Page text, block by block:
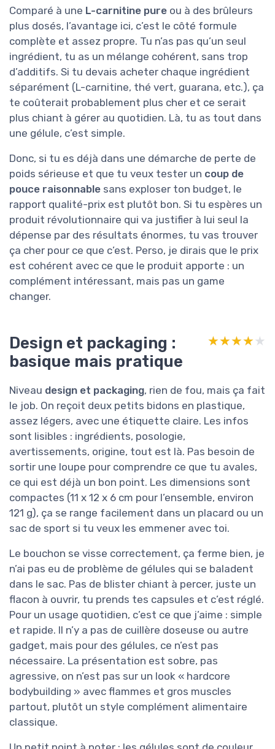
Comparé à une L-carnitine pure ou à des brûleurs
plus dosés, l’avantage ici, c’est le côté formule
complète et assez propre. Tu n’as pas qu’un seul
ingrédient, tu as un mélange cohérent, sans trop
d’additifs. Si tu devais acheter chaque ingrédient
séparément (L-carnitine, thé vert, guarana, etc.), ça
te coûterait probablement plus cher et ce serait
plus chiant à gérer au quotidien. Là, tu as tout dans
une gélule, c’est simple.
Donc, si tu es déjà dans une démarche de perte de
poids sérieuse et que tu veux tester un coup de
pouce raisonnable sans exploser ton budget, le
rapport qualité-prix est plutôt bon. Si tu espères un
produit révolutionnaire qui va justifier à lui seul la
dépense par des résultats énormes, tu vas trouver
ça cher pour ce que c’est. Perso, je dirais que le prix
est cohérent avec ce que le produit apporte : un
complément intéressant, mais pas un game
changer.
Design et packaging :
basique mais pratique
★★★★★
★★★★★
Niveau design et packaging, rien de fou, mais ça fait
le job. On reçoit deux petits bidons en plastique,
assez légers, avec une étiquette claire. Les infos
sont lisibles : ingrédients, posologie,
avertissements, origine, tout est là. Pas besoin de
sortir une loupe pour comprendre ce que tu avales,
ce qui est déjà un bon point. Les dimensions sont
compactes (11 x 12 x 6 cm pour l’ensemble, environ
121 g), ça se range facilement dans un placard ou un
sac de sport si tu veux les emmener avec toi.
Le bouchon se visse correctement, ça ferme bien, je
n’ai pas eu de problème de gélules qui se baladent
dans le sac. Pas de blister chiant à percer, juste un
flacon à ouvrir, tu prends tes capsules et c’est réglé.
Pour un usage quotidien, c’est ce que j’aime : simple
et rapide. Il n’y a pas de cuillère doseuse ou autre
gadget, mais pour des gélules, ce n’est pas
nécessaire. La présentation est sobre, pas
agressive, on n’est pas sur un look « hardcore
bodybuilding » avec flammes et gros muscles
partout, plutôt un style complément alimentaire
classique.